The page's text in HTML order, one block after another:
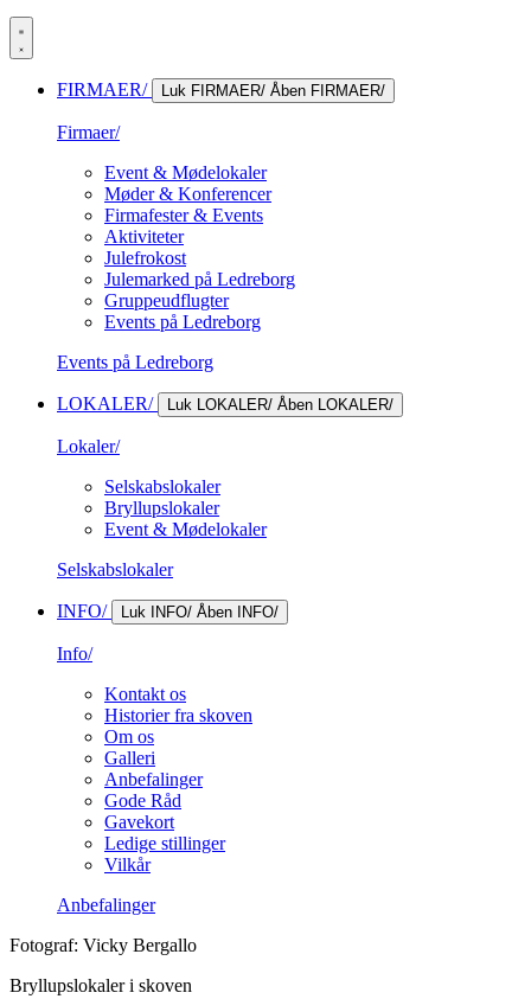
FIRMAER/ Luk FIRMAER/ Åben FIRMAER/
Firmaer/
Event & Mødelokaler
Møder & Konferencer
Firmafester & Events
Aktiviteter
Julefrokost
Julemarked på Ledreborg
Gruppeudflugter
Events på Ledreborg
Events på Ledreborg
LOKALER/ Luk LOKALER/ Åben LOKALER/
Lokaler/
Selskabslokaler
Bryllupslokaler
Event & Mødelokaler
Selskabslokaler
INFO/ Luk INFO/ Åben INFO/
Info/
Kontakt os
Historier fra skoven
Om os
Galleri
Anbefalinger
Gode Råd
Gavekort
Ledige stillinger
Vilkår
Anbefalinger
Fotograf: Vicky Bergallo
Bryllupslokaler i skoven